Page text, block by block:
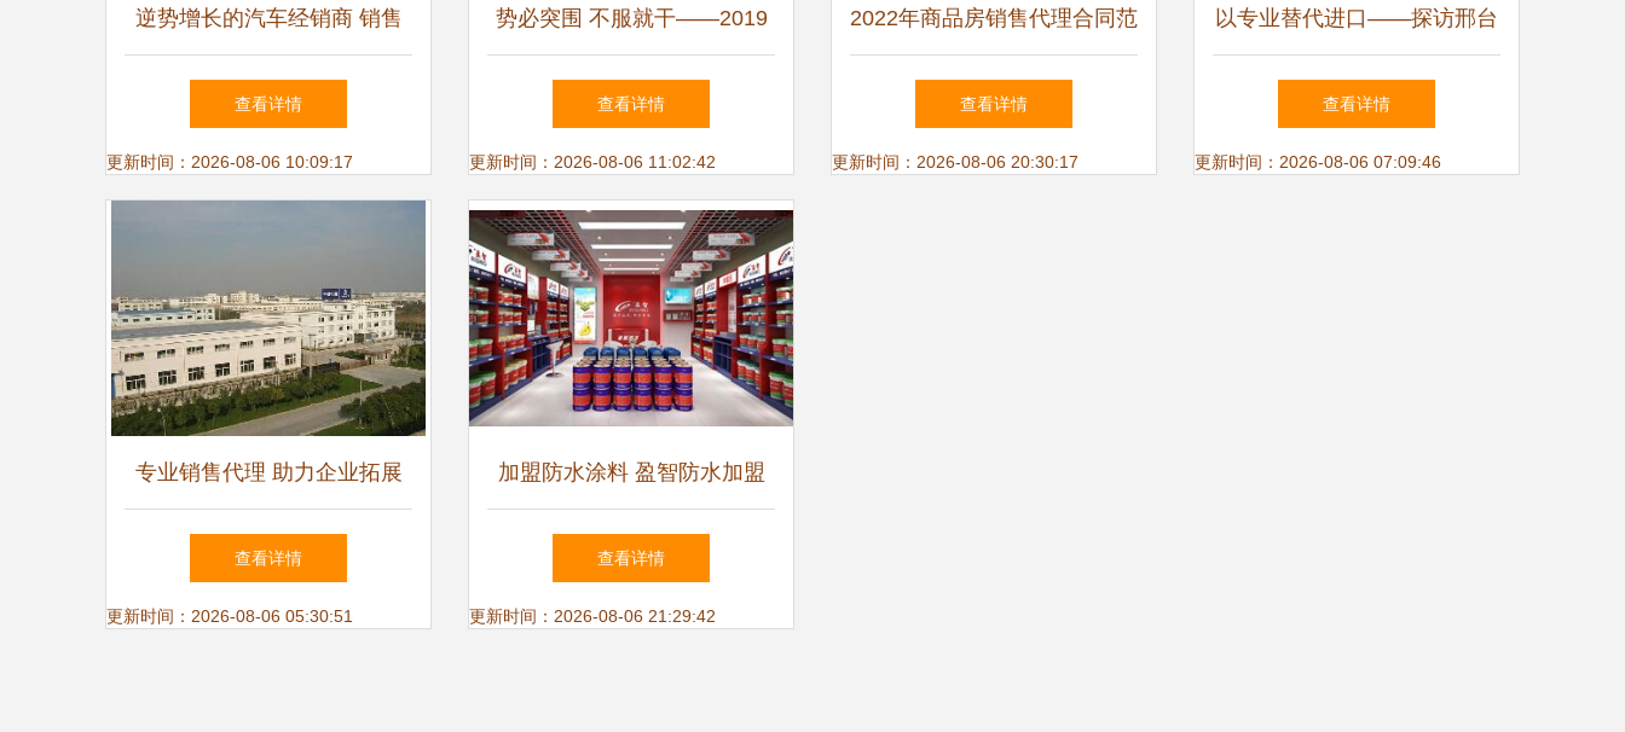
逆势增长的汽车经销商 销售
易CRM助业绩提升四法
查看详情
更新时间：2026-08-06 10:09:17
势必突围 不服就干——2019
年富林传世经销商年会暨新品
发布会盛大启幕
查看详情
更新时间：2026-08-06 11:02:42
2022年商品房销售代理合同范
本（律师修订）
查看详情
更新时间：2026-08-06 20:30:17
以专业替代进口——探访邢台
沃克比中国总代理的销售代理
模式
查看详情
更新时间：2026-08-06 07:09:46
专业销售代理 助力企业拓展
市场的桥梁与引擎
查看详情
更新时间：2026-08-06 05:30:51
加盟防水涂料 盈智防水加盟
首选图片,加盟防水涂料 盈智
防水加盟首选高清图片 增城
查看详情
更新时间：2026-08-06 21:29:42